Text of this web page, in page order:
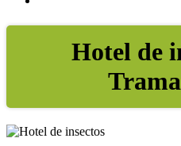
Hotel de